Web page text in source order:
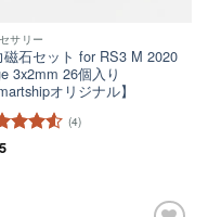
サリー
磁石セット for RS3 M 2020
3x2mm 26個入り
オリジナル】
中
(4)